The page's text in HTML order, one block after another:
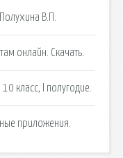
В.П.
онлайн. Скачать.
класс, I полугодие.
приложения.